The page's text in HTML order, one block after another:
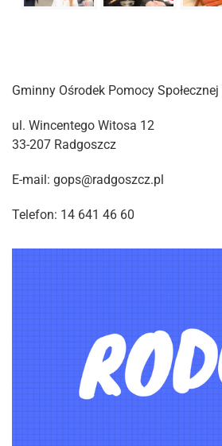
Gminny Ośrodek Pomocy
ul. Wincentego Witosa 12
33-207 Radgoszcz
E-mail: gops@radgoszcz.pl
Telefon: 14 641 46 60